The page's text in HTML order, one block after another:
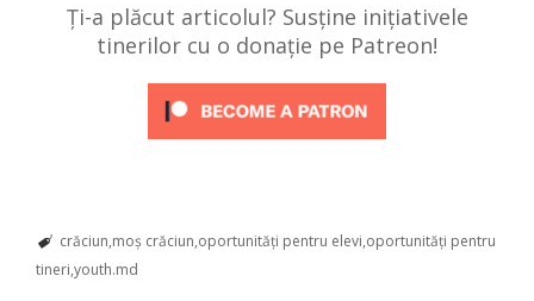
Ți-a plăcut articolul? Susține inițiativele
tinerilor cu o donație pe Patreon!
crăciun moș crăciun oportunități pentru elevi oportunități pentru
tineri youth.md